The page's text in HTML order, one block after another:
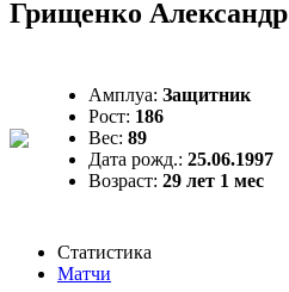
Грищенко Александр
Амплуа: Защитник
Рост: 186
Вес: 89
Дата рожд.: 25.06.1997
Возраст: 29 лет 1 мес
Статистика
Матчи